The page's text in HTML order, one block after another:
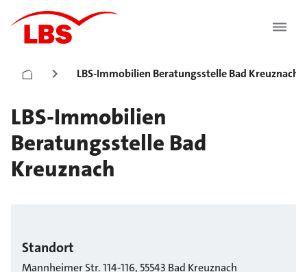
LBS-Immobilien Beratungsstelle Bad Kreuznach
LBS-Immobilien
Beratungsstelle Bad
Kreuznach
Standort
Mannheimer Str.114-116, 55543 Bad Kreuznach